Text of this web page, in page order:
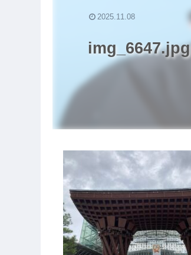
img_6647.jpg
2025.11.08